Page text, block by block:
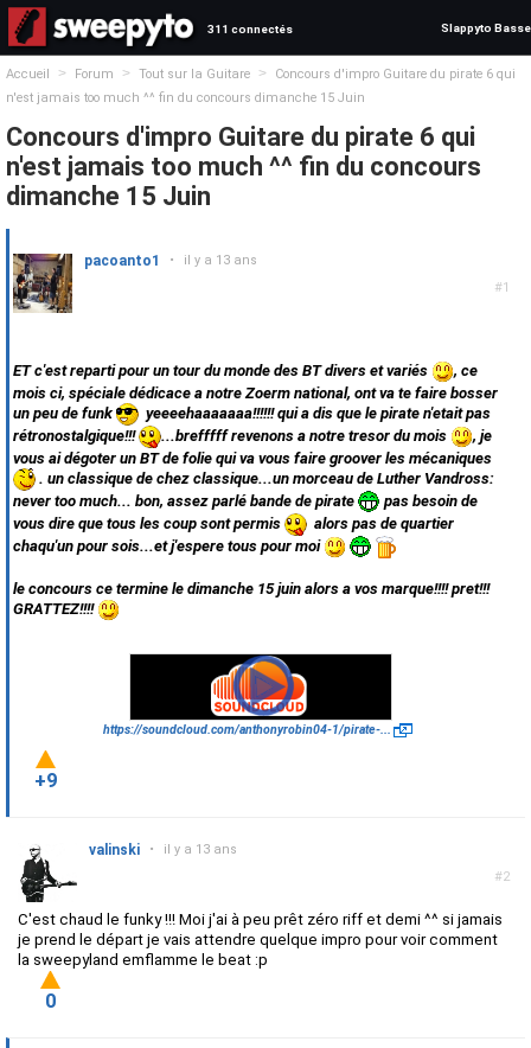
311 connectés Slappyto Basse
Accueil > Forum > Tout sur la Guitare >
Concours d'impro Guitare du pirate 6 qui
n'est jamais too much ^^ fin du concours dimanche 15 Juin
Concours d'impro Guitare du pirate 6 qui
n'est jamais too much ^^ fin du concours
dimanche 15 Juin
#1
pacoanto1 • il y a 13 ans
ET c'est reparti pour un tour du monde des BT divers et variés
, ce
mois ci, spéciale dédicace a notre Zoerm national, ont va te faire bosser
un peu de funk
yeeeehaaaaaaa!!!!!! qui a dis que le pirate n'etait pas
rétronostalgique!!!
...brefffff revenons a notre tresor du mois
, je
vous ai dégoter un BT de folie qui va vous faire groover les mécaniques
. un classique de chez classique...un morceau de Luther Vandross:
never too much... bon, assez parlé bande de pirate
pas besoin de
vous dire que tous les coup sont permis
alors pas de quartier
chaqu'un pour sois...et j'espere tous pour moi
le concours ce termine le dimanche 15 juin alors a vos marque!!!! pret!!!
GRATTEZ!!!!
https://soundcloud.com/anthonyrobin04-1/pirate-...
+9
#2
valinski • il y a 13 ans
C'est chaud le funky !!! Moi j'ai à peu prêt zéro riff et demi ^^ si jamais
je prend le départ je vais attendre quelque impro pour voir comment
la sweepyland emflamme le beat :p
0